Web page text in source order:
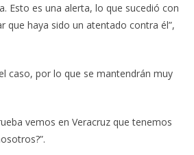
Esto es una alerta, lo que sucedió con
haya sido un atentado contra él”,
caso, por lo que se mantendrán muy
vemos en Veracruz que tenemos